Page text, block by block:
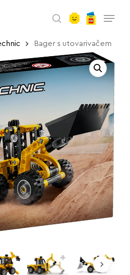
search
Bager s utovarivačem